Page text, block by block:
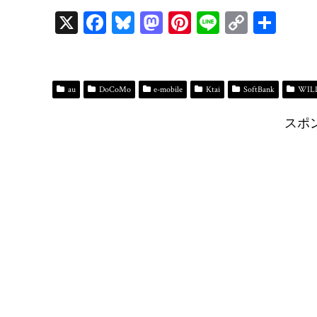
X Fa
ok
Bl
y
M
do
Pi
es
Li C
Li
au DoCoMo e-mobile Ktai SoftBank
スポ